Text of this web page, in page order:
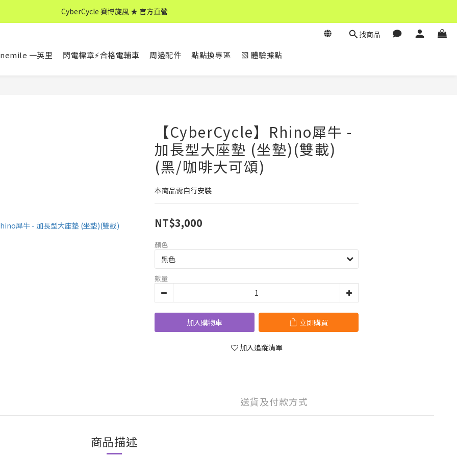
CyberCycle 賽博旋風 ★ 官方直營
CyberCycle 賽博旋風 ★ 官方直營
CyberCycle 賽博旋風 ★ 官方直營
找商品
一英里 閃電標章⚡合格電輔車 周邊配件 點點換專區 ▧ 體驗據點
【CyberCycle】Rhino犀牛 -
加長型大座墊 (坐墊)(雙載)
(黑/咖啡大可頌)
本商品需自行安裝
NT$3,000
顏色
數量
加入購物車 立即購買
加入追蹤清單
送貨及付款方式
商品描述